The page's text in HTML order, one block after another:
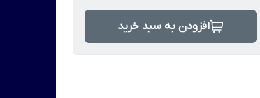
افزودن به سبد خرید